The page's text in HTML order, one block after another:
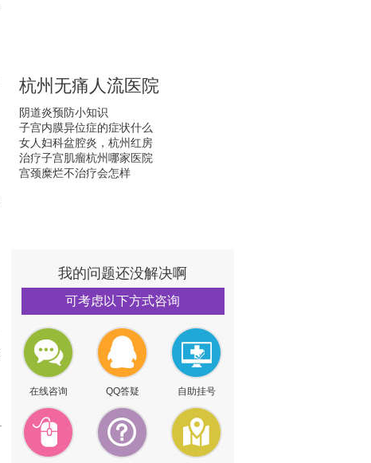
杭州无痛人流医院
阴道炎预防小知识
子宫内膜异位症的症状什么
女人妇科盆腔炎，杭州红房
治疗子宫肌瘤杭州哪家医院
宫颈糜烂不治疗会怎样
我的问题还没解决啊
可考虑以下方式咨询
在线咨询 QQ答疑 自助挂号